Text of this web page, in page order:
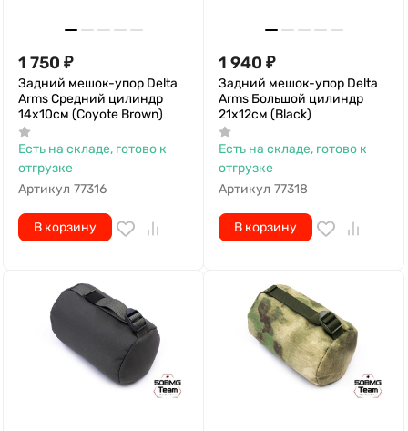
1 750 ₽
Задний мешок-упор Delta
Arms Средний цилиндр
14х10см (Coyote Brown)
Есть на складе, готово к
отгрузке
Артикул 77316
В корзину
1 940 ₽
Задний мешок-упор Delta
Arms Большой цилиндр
21х12см (Black)
Есть на складе, готово к
отгрузке
Артикул 77318
В корзину